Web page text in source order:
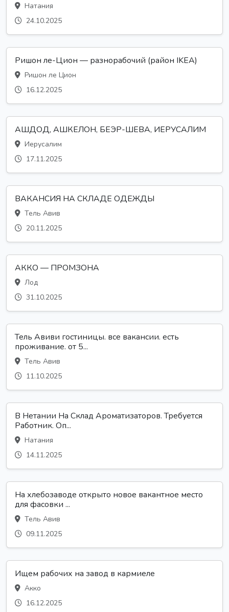
Натания
24.10.2025
Ришон ле-Цион — разнорабочий (район IKEA)
Ришон ле Цион
16.12.2025
АШДОД, АШКЕЛОН, БЕЭР-ШЕВА, ИЕРУСАЛИМ
Иерусалим
17.11.2025
ВАКАНСИЯ НА СКЛАДЕ ОДЕЖДЫ
Тель Авив
20.11.2025
АККО — ПРОМЗОНА
Лод
31.10.2025
Тель Авиви гостиницы. все вакансии. есть
проживание. от 5...
Тель Авив
11.10.2025
В Нетании На Склад Ароматизаторов. Требуется
Работник. Оп...
Натания
14.11.2025
На хлебозаводе открыто новое вакантное место
для фасовки ...
Тель Авив
09.11.2025
Ищем рабочих на завод в кармиеле
Акко
16.12.2025